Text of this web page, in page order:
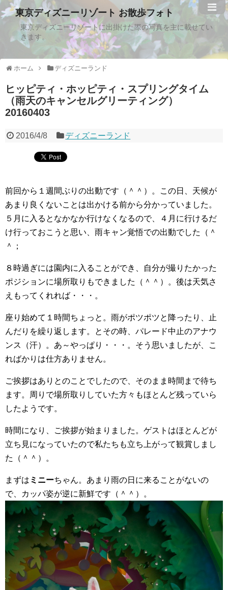
東京ディズニーリゾート お散歩フォト
東京ディズニーリゾートに出掛けた際の写真を主に載せてい
きます。
ホーム ディズニーランド
ヒッピティ・ホッピティ・スプリングタイム
（雨天のキャンセルグリーティング）
20160403
2016/4/8 ディズニーランド
前回から１週間ぶりの出動です（＾＾）。この日、天候が
あまり良くないことは出かける前から分かっていました。
５月に入るとなかなか行けなくなるので、４月に行けるだ
け行っておこうと思い、雨キャン覚悟での出動でした（＾
＾；
８時過ぎには園内に入ることができ、自分が撮りたかった
ポジションに場所取りもできました（＾＾）。後は天気さ
えもってくれれば・・・。
座り始めて１時間ちょっと。雨がポツポツと降ったり、止
んだりを繰り返します。とその時、パレード中止のアナウ
ンス（汗）。あ～やっぱり・・・。そう思いましたが、こ
ればかりは仕方ありません。
ご挨拶はありとのことでしたので、そのまま時間まで待ち
ます。周りで場所取りしていた方々もほとんど残っていら
したようです。
時間になり、ご挨拶が始まりました。ゲストはほとんどが
立ち見になっていたので私たちも立ち上がって観賞しまし
た（＾＾）。
まずは ミニーちゃん。あまり雨の日に来ることがないの
で、カッパ姿が逆に新鮮です（＾＾）。